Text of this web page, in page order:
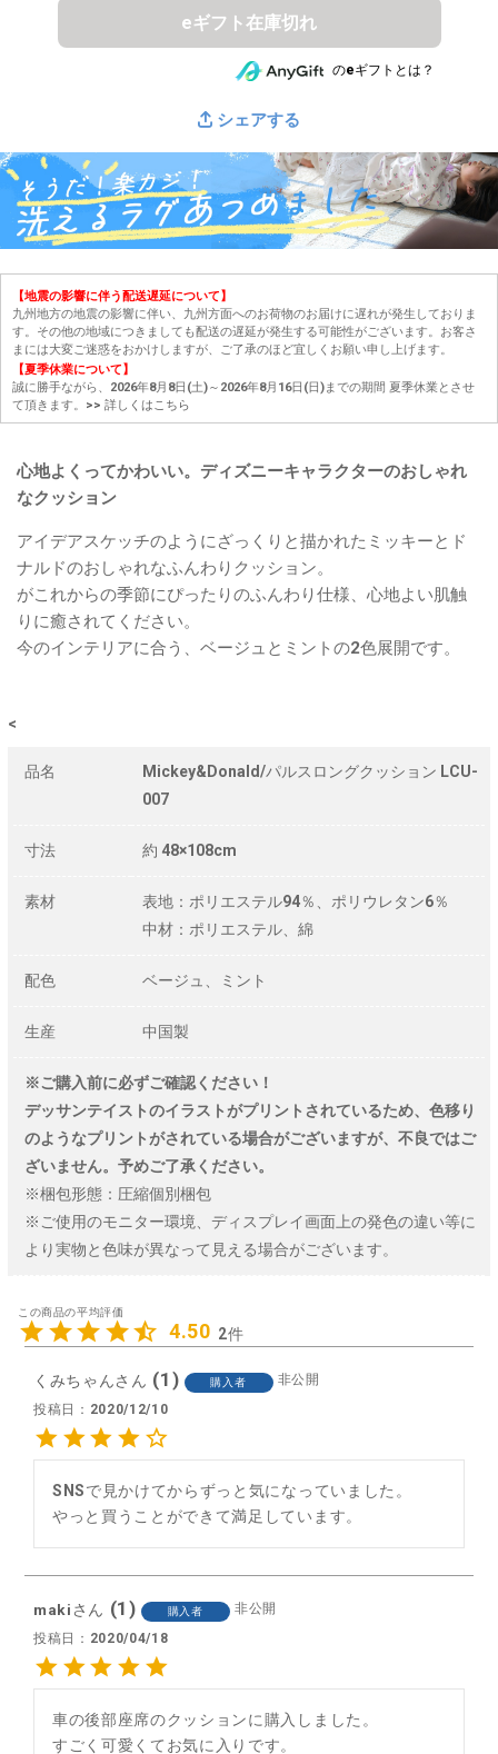
eギフト在庫切れ
のeギフトとは？
シェアする
【地震の影響に伴う配送遅延について】
九州地方の地震の影響に伴い、九州方面へのお荷物のお届けに遅れが発生しておりま
す。その他の地域につきましても配送の遅延が発生する可能性がございます。お客さ
まには大変ご迷惑をおかけしますが、ご了承のほど宜しくお願い申し上げます。
【夏季休業について】
誠に勝手ながら、2026年8月8日(土)～2026年8月16日(日)までの期間 夏季休業とさせ
て頂きます。 >> 詳しくはこちら
心地よくってかわいい。ディズニーキャラクターのおしゃれ
なクッション
アイデアスケッチのようにざっくりと描かれたミッキーとド
ナルドのおしゃれなふんわりクッション。
がこれからの季節にぴったりのふんわり仕様、心地よい肌触
りに癒されてください。
今のインテリアに合う、ベージュとミントの2色展開です。
<
品名
Mickey&Donald/パルスロングクッション LCU-
007
寸法 約 48×108cm
素材
表地：ポリエステル94％、ポリウレタン6％
中材：ポリエステル、綿
配色 ベージュ、ミント
生産 中国製
※ご購入前に必ずご確認ください！
デッサンテイストのイラストがプリントされているため、色移り
のようなプリントがされている場合がございますが、不良ではご
ざいません。予めご了承ください。
※梱包形態：圧縮個別梱包
※ご使用のモニター環境、ディスプレイ画面上の発色の違い等に
より実物と色味が異なって見える場合がございます。
4.50 2
くみちゃん 1 購入者
非公開
投稿日
2020/12/10
SNSで見かけてからずっと気になっていました。
やっと買うことができて満足しています。
maki 1 購入者
非公開
投稿日
2020/04/18
車の後部座席のクッションに購入しました。